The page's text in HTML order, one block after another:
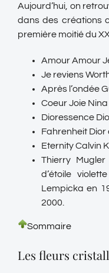
Aujourd’hui, on
dans des créations
première moitié du
Amour Amour
Je reviens
Après l’ondée
Coeur Joie
Dioressence
Fahrenheit Dior
Eternity Calvin
Thierry
d’étoile
Lempicka en
2000.
Sommaire
Les fleurs